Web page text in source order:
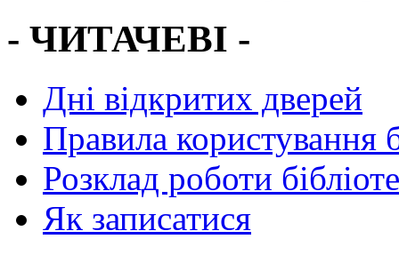
- ЧИТАЧЕВІ -
Дні відкритих дверей
Правила користування
Розклад роботи
Як записатися